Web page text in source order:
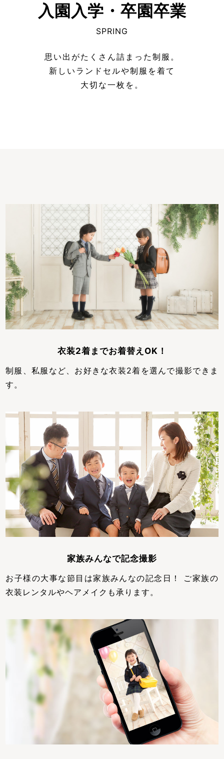
入園入学・卒園卒業
SPRING
思い出がたくさん詰まった制服。
新しいランドセルや制服を着て
大切な一枚を。
衣装2着までお着替えOK！
制服、私服など、お好きな衣装2着を選んで撮影できま
す。
家族みんなで記念撮影
お子様の大事な節目は家族みんなの記念日！ ご家族の
衣装レンタルやヘアメイクも承ります。